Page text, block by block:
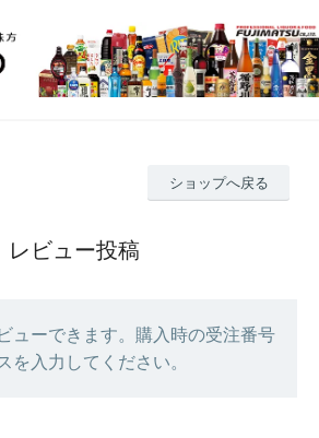
ショップへ戻る
レビュー投稿
ューできます。購入時の受注番号
を入力してください。